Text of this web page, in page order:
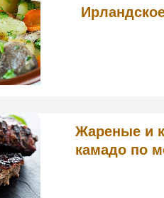
Жареные и
камадо по